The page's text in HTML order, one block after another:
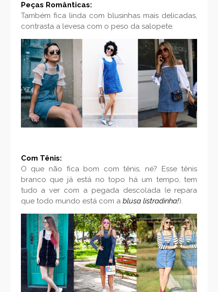
Peças Românticas:
Também fica linda com blusinhas mais delicadas,
contrasta a levesa com o peso da salopete.
Com Tênis:
O que não fica bom com tênis, né? Esse tênis
branco que já está no topo há um tempo, tem
tudo a ver com a pegada descolada (e repara
que todo mundo está com ablusa listradinha!).